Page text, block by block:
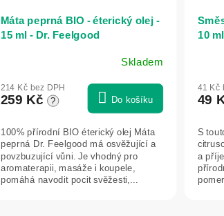
Máta peprná BIO - éterický olej -
15 ml - Dr. Feelgood
Skladem
214 Kč bez DPH
259 Kč ? Do košíku
100% přírodní BIO éterický olej Máta
peprná Dr. Feelgood má osvěžující a
povzbuzující vůni. Je vhodný pro
aromaterapii, masáže i koupele,
pomáhá navodit pocit svěžesti,...
10
41 Kč
49
S
a